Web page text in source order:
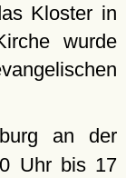
Kloster in
wurde
an der
Uhr bis 17